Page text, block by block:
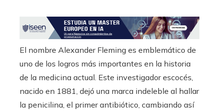
El nombre Alexander Fleming es emblemático de
uno de los logros más importantes en la historia
de la medicina actual. Este investigador escocés,
nacido en 1881, dejó una marca indeleble al hallar
la penicilina, el primer antibiótico, cambiando así